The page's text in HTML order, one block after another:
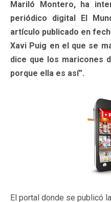
Mariló Montero, ha
periódico digital El
artículo publicado en
Xavi Puig en el que se
dice que los maricones
porque ella es así”.
El portal donde se publicó